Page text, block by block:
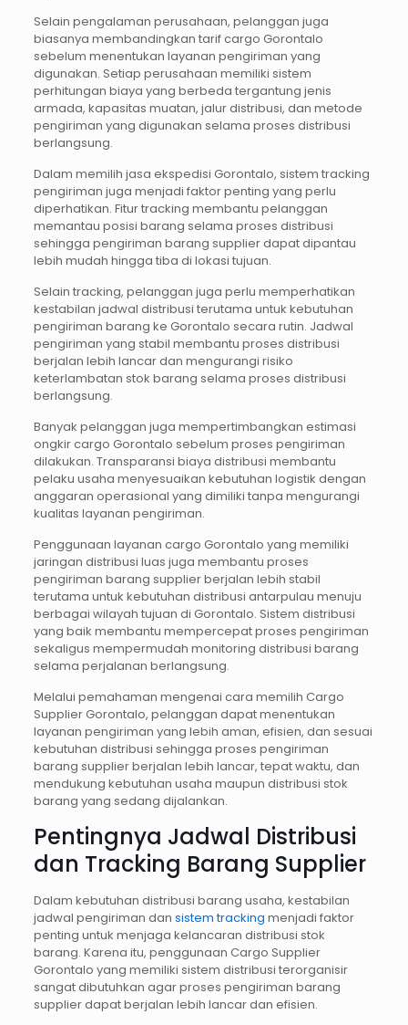
Selain pengalaman perusahaan, pelanggan juga
biasanya membandingkan tarif cargo Gorontalo
sebelum menentukan layanan pengiriman yang
digunakan. Setiap perusahaan memiliki sistem
perhitungan biaya yang berbeda tergantung jenis
armada, kapasitas muatan, jalur distribusi, dan metode
pengiriman yang digunakan selama proses distribusi
berlangsung.
Dalam memilih jasa ekspedisi Gorontalo, sistem tracking
pengiriman juga menjadi faktor penting yang perlu
diperhatikan. Fitur tracking membantu pelanggan
memantau posisi barang selama proses distribusi
sehingga pengiriman barang supplier dapat dipantau
lebih mudah hingga tiba di lokasi tujuan.
Selain tracking, pelanggan juga perlu memperhatikan
kestabilan jadwal distribusi terutama untuk kebutuhan
pengiriman barang ke Gorontalo secara rutin. Jadwal
pengiriman yang stabil membantu proses distribusi
berjalan lebih lancar dan mengurangi risiko
keterlambatan stok barang selama proses distribusi
berlangsung.
Banyak pelanggan juga mempertimbangkan estimasi
ongkir cargo Gorontalo sebelum proses pengiriman
dilakukan. Transparansi biaya distribusi membantu
pelaku usaha menyesuaikan kebutuhan logistik dengan
anggaran operasional yang dimiliki tanpa mengurangi
kualitas layanan pengiriman.
Penggunaan layanan cargo Gorontalo yang memiliki
jaringan distribusi luas juga membantu proses
pengiriman barang supplier berjalan lebih stabil
terutama untuk kebutuhan distribusi antarpulau menuju
berbagai wilayah tujuan di Gorontalo. Sistem distribusi
yang baik membantu mempercepat proses pengiriman
sekaligus mempermudah monitoring distribusi barang
selama perjalanan berlangsung.
Melalui pemahaman mengenai cara memilih Cargo
Supplier Gorontalo, pelanggan dapat menentukan
layanan pengiriman yang lebih aman, efisien, dan sesuai
kebutuhan distribusi sehingga proses pengiriman
barang supplier berjalan lebih lancar, tepat waktu, dan
mendukung kebutuhan usaha maupun distribusi stok
barang yang sedang dijalankan.
Pentingnya Jadwal Distribusi
dan Tracking Barang Supplier
Dalam kebutuhan distribusi barang usaha, kestabilan
jadwal pengiriman dan sistem tracking menjadi faktor
penting untuk menjaga kelancaran distribusi stok
barang. Karena itu, penggunaan Cargo Supplier
Gorontalo yang memiliki sistem distribusi terorganisir
sangat dibutuhkan agar proses pengiriman barang
supplier dapat berjalan lebih lancar dan efisien.